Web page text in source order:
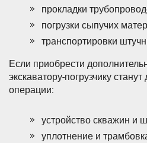
прокладки
погрузки сыпучих
транспортировки
Если приобрести
экскаватору-погрузчику
операции:
устройство скважин и
уплотнение и